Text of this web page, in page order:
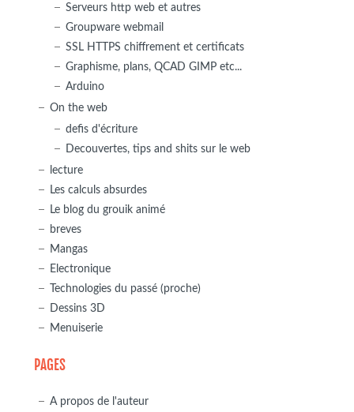
Serveurs http web et autres
Groupware webmail
SSL HTTPS chiffrement et certificats
Graphisme, plans, QCAD GIMP etc...
Arduino
On the web
defis d'écriture
Decouvertes, tips and shits sur le web
lecture
Les calculs absurdes
Le blog du grouik animé
breves
Mangas
Electronique
Technologies du passé (proche)
Dessins 3D
Menuiserie
PAGES
A propos de l'auteur